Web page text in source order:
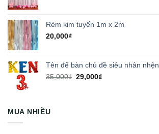
Rèm kim tuyến 1m x 2m
20,000₫
Tên để bàn chủ đề siêu nhân nhện
35,000₫ Giá
29,000₫Giá
MUA NHIỀU